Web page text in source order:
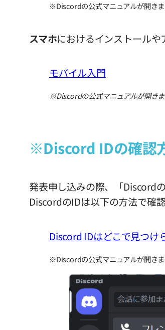
※Discordの公式マニュアルが開き
スマホにおけるインストールや
モバイル入門
※Discordの公式マニュアルが開き
※Discord IDの確認
発表申し込みの際、「Discord
DiscordのIDは以下の方法で確認
Discord IDはどこで見つけ
※Discordの公式マニュアルが開き